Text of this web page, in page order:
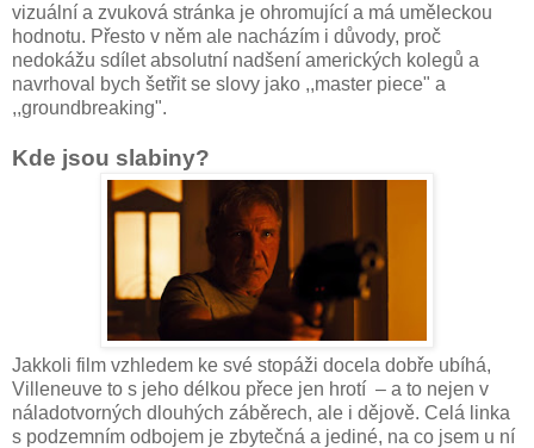
vizuální a zvuková stránka je ohromující a má uměleckou
hodnotu. Přesto v něm ale nacházím i důvody, proč
nedokážu sdílet absolutní nadšení amerických kolegů a
navrhoval bych šetřit se slovy jako ,,master piece" a
,,groundbreaking".
Kde jsou slabiny?
Jakkoli film vzhledem ke své stopáži docela dobře ubíhá,
Villeneuve to s jeho délkou přece jen hrotí – a to nejen v
náladotvorných dlouhých záběrech, ale i dějově. Celá linka
s podzemním odbojem je zbytečná a jediné, na co jsem u ní